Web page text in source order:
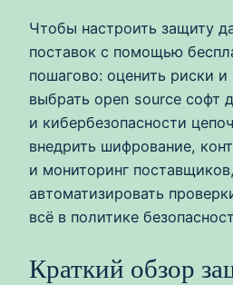
Чтобы настроить защиту
поставок с помощью
пошагово: оценить риски
выбрать open source софт
и кибербезопасности
внедрить шифрование,
и мониторинг
автоматизировать
всё в политике
Краткий обзор